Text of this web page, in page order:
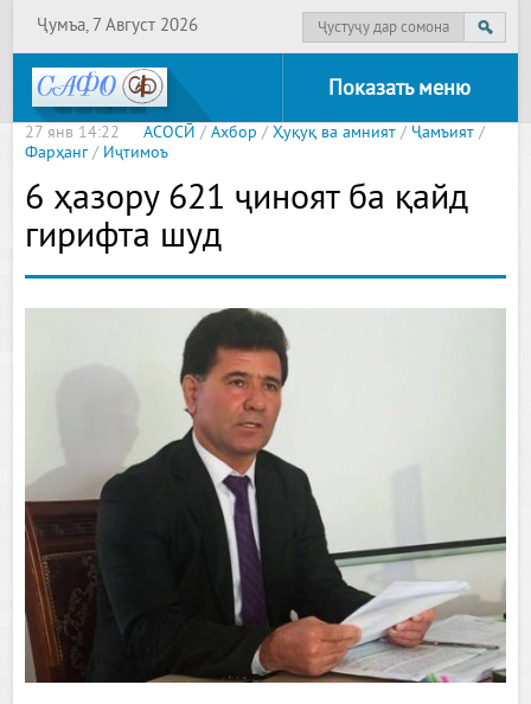
Ҷумъа, 7 Август 2026
Показать меню
27 янв 14:22 АСОСӢ /Ахбор /Ҳуқуқ ва амният / Ҷамъият /
Фарҳанг/ Иҷтимоъ
6 ҳазору 621 ҷиноят ба қайд
гирифта шуд